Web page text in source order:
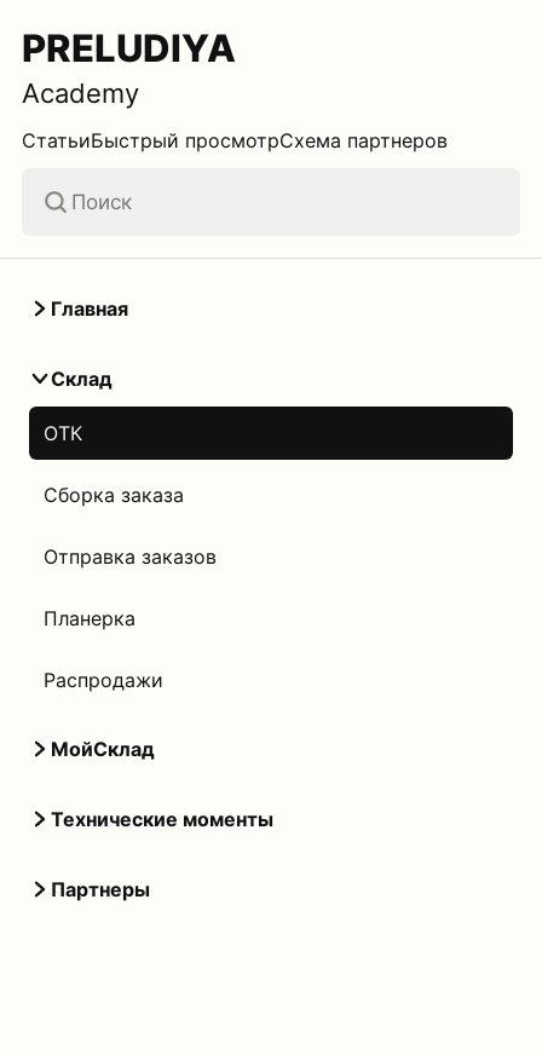
PRELUDIYA
Academy
СтатьиБыстрый просмотрСхема партнеров
Главная
Склад
ОТК
Сборка заказа
Отправка заказов
Планерка
Распродажи
МойСклад
Технические моменты
Партнеры